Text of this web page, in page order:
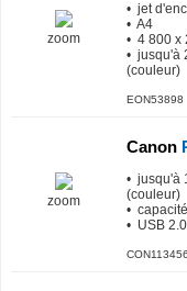
zoom
• jet
• A4
• 4 800 x
• jusqu'à
(couleur)
zoom
Canon
• jusqu'à
(couleur)
•
• USB 2.0